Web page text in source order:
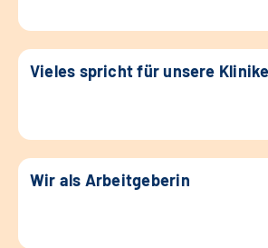
Vieles spricht für unsere
Wir als Arbeitgeberin